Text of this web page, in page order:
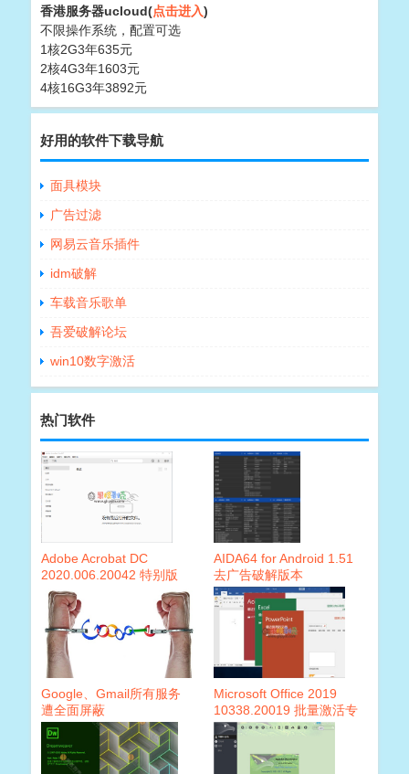
香港服务器ucloud(点击进入)
不限操作系统，配置可选
1核2G3年635元
2核4G3年1603元
4核16G3年3892元
好用的软件下载导航
面具模块
广告过滤
网易云音乐插件
idm破解
车载音乐歌单
吾爱破解论坛
win10数字激活
热门软件
Adobe Acrobat DC
2020.006.20042 特别版
AIDA64 for Android 1.51
去广告破解版本
Google、Gmail所有服务
遭全面屏蔽
Microsoft Office 2019
10338.20019 批量激活专
业增强版